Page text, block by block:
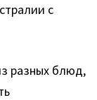
с
разных блюд,